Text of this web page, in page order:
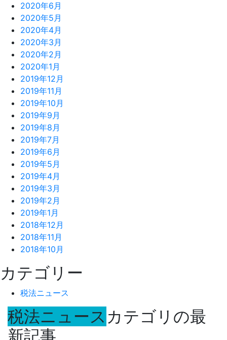
2020年6月
2020年5月
2020年4月
2020年3月
2020年2月
2020年1月
2019年12月
2019年11月
2019年10月
2019年9月
2019年8月
2019年7月
2019年6月
2019年5月
2019年4月
2019年3月
2019年2月
2019年1月
2018年12月
2018年11月
2018年10月
カテゴリー
税法ニュース
税法ニュース カテゴリの最
新記事